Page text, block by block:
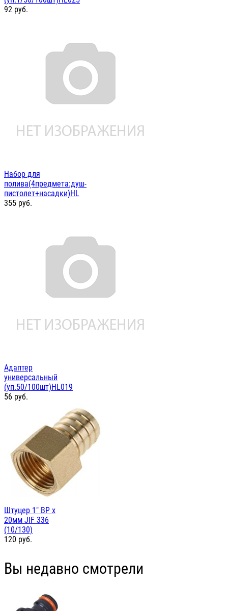
92 руб.
Набор для
полива(4предмета:душ-
пистолет+насадки)HL
355 руб.
Адаптер
универсальный
(уп.50/100шт)HL019
56 руб.
Штуцер 1" ВР х
20мм JIF 336
(10/130)
120 руб.
Вы недавно смотрели